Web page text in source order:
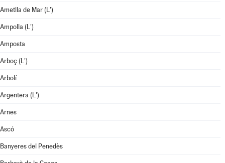
Ametlla de Mar (L')
Ampolla (L')
Amposta
Arboç (L')
Arbolí
Argentera (L')
Arnes
Ascó
Banyeres del Penedès